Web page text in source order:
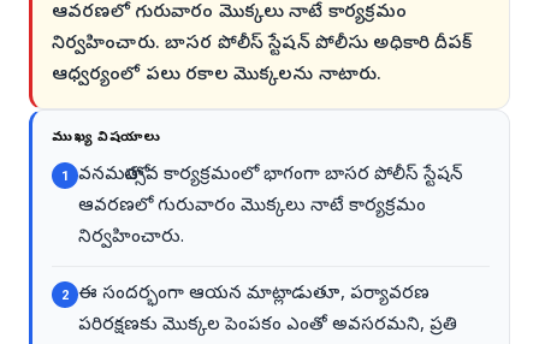
ఆవరణలో గురువారం మొక్కలు నాటే కార్యక్రమం
నిర్వహించారు. బాసర పోలీస్ స్టేషన్ పోలీసు అధికారి దీపక్
ఆధ్వర్యంలో పలు రకాల మొక్కలను నాటారు.
ముఖ్య విషయాలు
1
వనమహోత్సవ కార్యక్రమంలో భాగంగా బాసర పోలీస్ స్టేషన్
ఆవరణలో గురువారం మొక్కలు నాటే కార్యక్రమం
నిర్వహించారు.
2
ఈ సందర్భంగా ఆయన మాట్లాడుతూ, పర్యావరణ
పరిరక్షణకు మొక్కల పెంపకం ఎంతో అవసరమని, ప్రతి